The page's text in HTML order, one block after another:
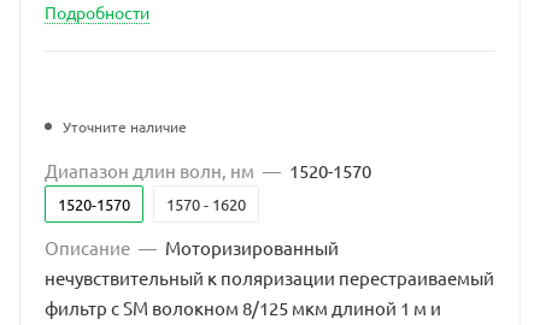
Подробности
Уточните наличие
Диапазон длин волн, нм — 1520-1570
1520-1570 1570 - 1620
Описание — Моторизированный
нечувствительный к поляризации перестраиваемый
фильтр с SM волокном 8/125 мкм длиной 1 м и